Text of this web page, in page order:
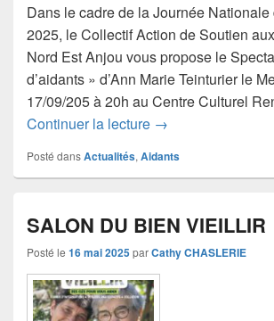
Dans le cadre de la Journée
2025, le Collectif Action de Soutien
Nord Est Anjou vous propose le
d’aidants » d’Ann Marie Teinturier le
17/09/205 à 20h au Centre Culturel
Continuer la lecture JOURNEE
→
Posté dansActualités, Aidants
SALON DU BIEN VIEILLIR
Posté le 16 mai 2025parCathy CHASLERIE